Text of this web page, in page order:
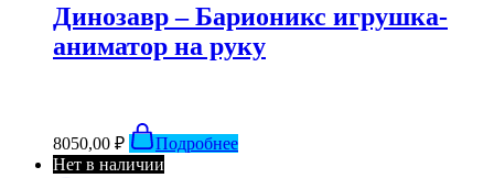
Динозавр – Барионикс игрушка-
аниматор на руку
8050,00 ₽
Подробнее
Нет в наличии